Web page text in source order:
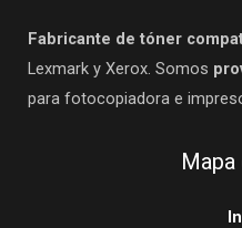
Fabricante de tóner
Lexmark y Xerox. Somos
para fotocopiadora e